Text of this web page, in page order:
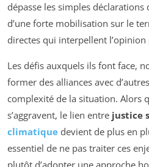
dépasse les simples déclarations
d’une forte mobilisation sur le
directes qui interpellent
Les défis auxquels ils font face,
former des alliances avec
complexité de la situation. Alors
s’aggravent, le lien entre justice
climatique devient de plus en
essentiel de ne pas traiter ces